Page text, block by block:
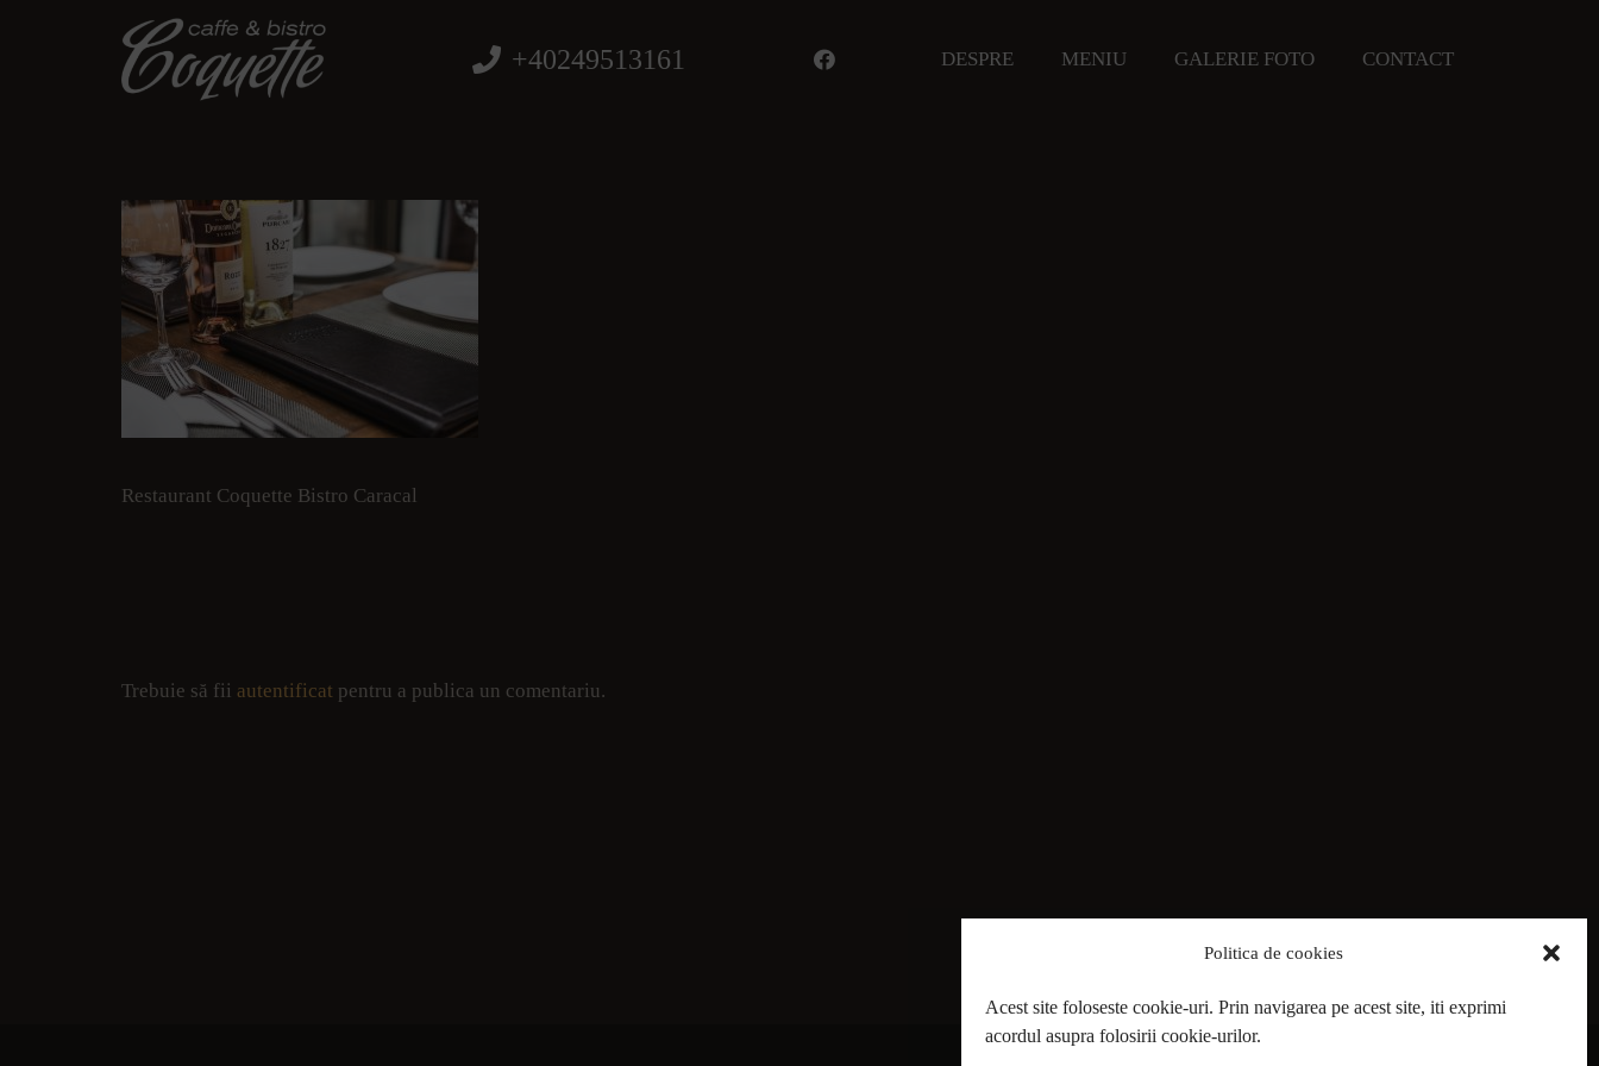
Politica de cookies
Acest site foloseste cookie-uri. Prin navigarea pe acest site, iti exprimi
acordul asupra folosirii cookie-urilor.
+40249513161 DESPRE MENIU GALERIE FOTO CONTACT
Restaurant Coquette Bistro Caracal
Trebuie să fii autentificat pentru a publica un comentariu.